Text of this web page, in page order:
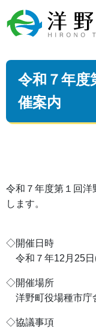
令和７年度
催案内
令和７年度第１回洋
します。
◇開催日時
令和７年12月25日
◇開催場所
洋野町役場種市
◇協議事項